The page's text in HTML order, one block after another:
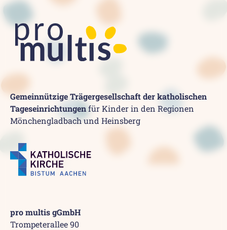
Gemeinnützige Trägergesellschaft der katholischen
Tageseinrichtungenfür Kinder in den Regionen
Mönchengladbach und Heinsberg
pro multis gGmbH
Trompeterallee 90